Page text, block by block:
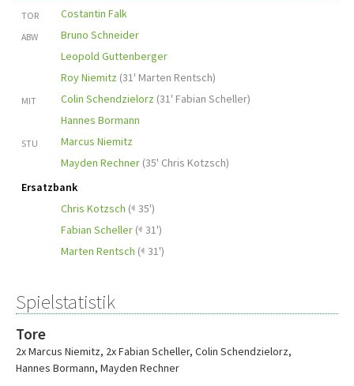
TOR Costantin Falk
ABW
Bruno Schneider
Leopold Guttenberger
Roy Niemitz (31' Marten Rentsch)
MIT Colin Schendzielorz (31' Fabian Scheller)
Hannes Bormann
STU
Marcus Niemitz
Mayden Rechner (35' Chris Kotzsch)
Ersatzbank
Chris Kotzsch ( 35')
Fabian Scheller ( 31')
Marten Rentsch ( 31')
Spielstatistik
Tore
2x Marcus Niemitz, 2x Fabian Scheller, Colin Schendzielorz,
Hannes Bormann, Mayden Rechner